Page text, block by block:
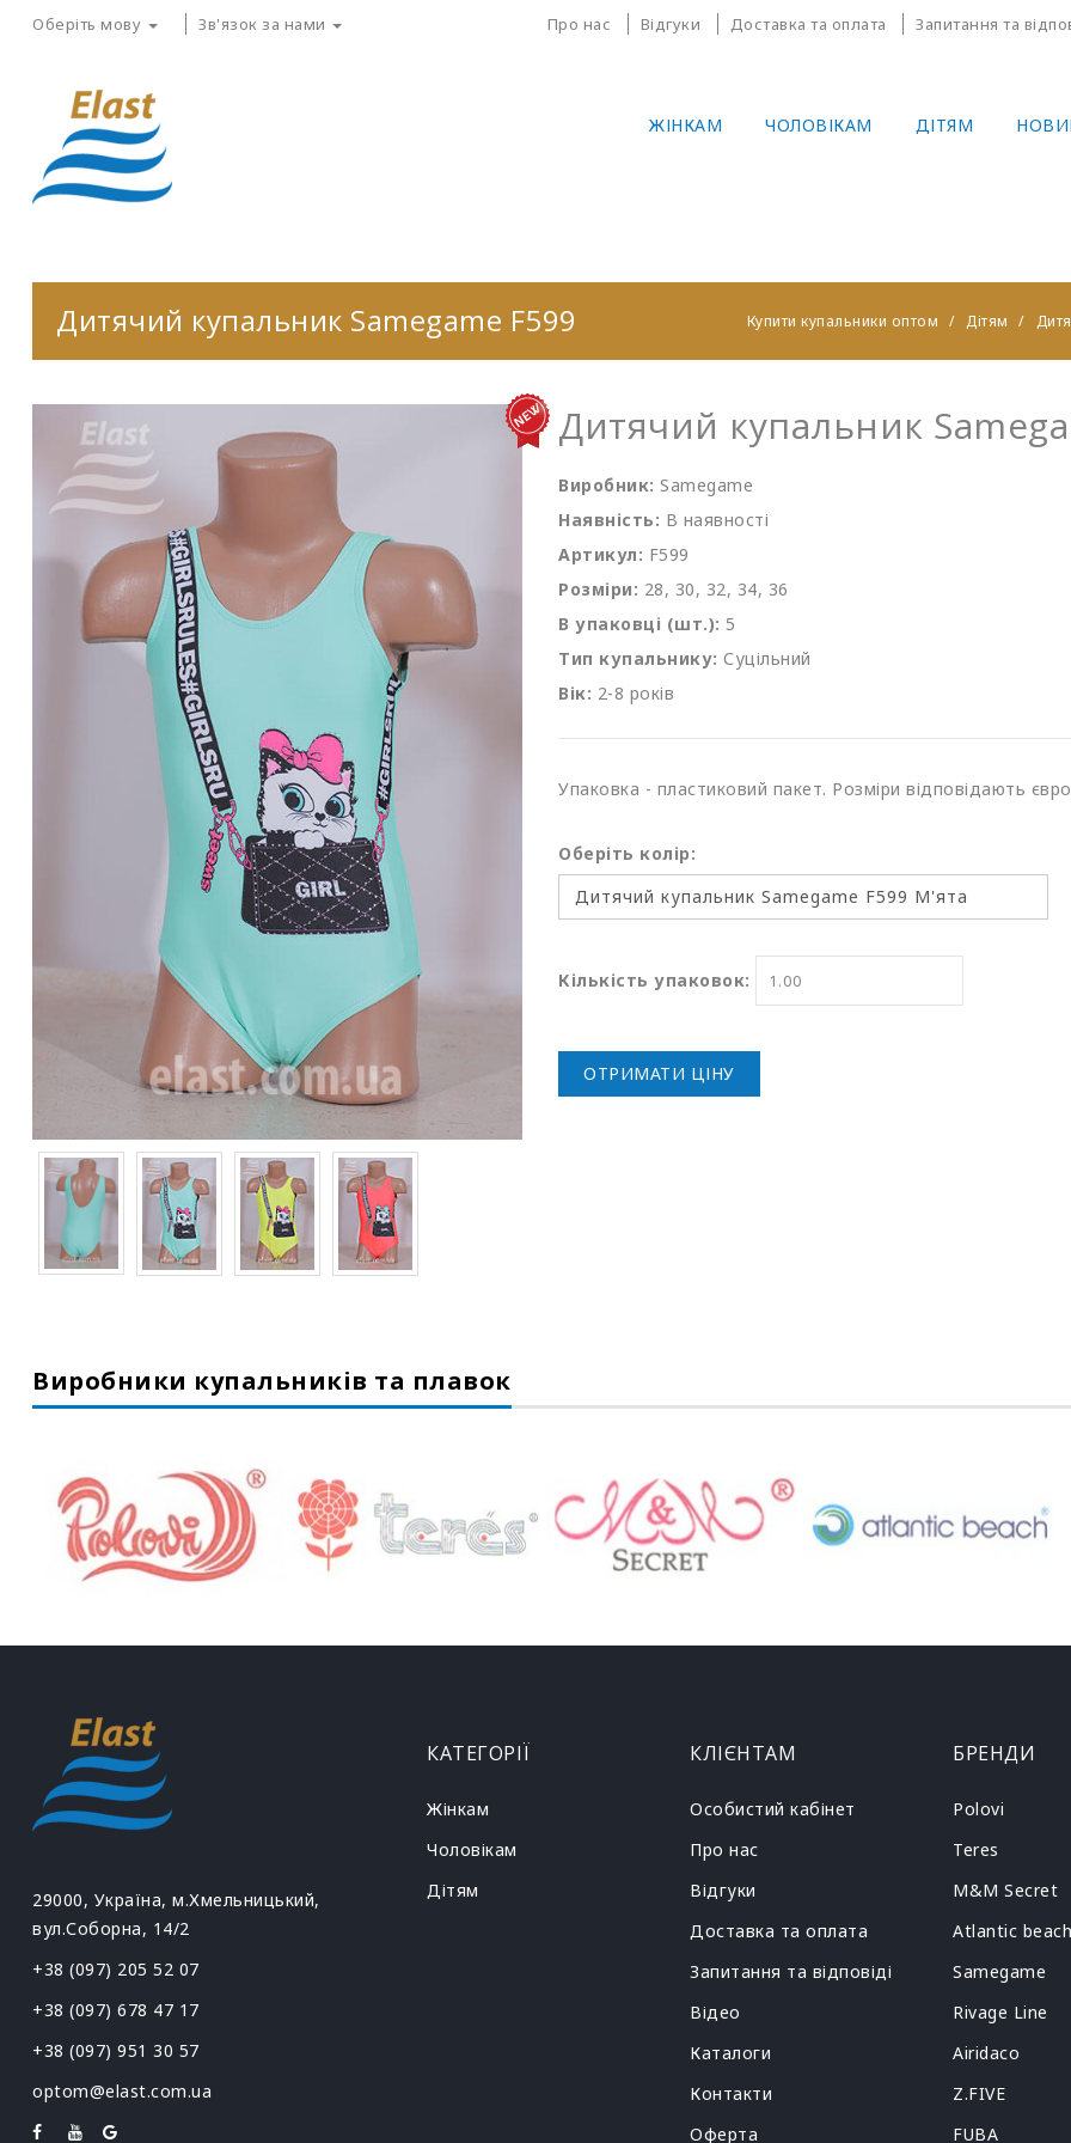
Оберіть мову Зв'язок за нами Про нас Відгуки Доставка та оплата Запитання та
ЖІНКАМ ЧОЛОВІКАМ ДІТЯМ
Дитячий купальник Samegame F599 Купити купальники оптом Дітям
Дитячий купальник
Виробник: Samegame
Наявність: В наявності
Артикул: F599
Розміри: 28, 30, 32, 34, 36
В упаковці (шт.): 5
Тип купальнику: Суцільний
Вік: 2-8 років
Упаковка - пластиковий пакет. Розміри відповідають
Оберіть колір:
Кількість упаковок:
ОТРИМАТИ ЦІНУ
Виробники купальників та плавок
29000, Україна, м.Хмельницький,
вул.Соборна, 14/2
+38 (097) 205 52 07
+38 (097) 678 47 17
+38 (097) 951 30 57
optom@elast.com.ua
КАТЕГОРІЇ
Жінкам
Чоловікам
Дітям
КЛІЄНТАМ
Особистий кабінет
Про нас
Відгуки
Доставка та оплата
Запитання та відповіді
Відео
Каталоги
Контакти
Оферта
БРЕНДИ
Polovi
Teres
M&M Secret
Atlantic beach
Samegame
Rivage Line
Airidaco
Z.FIVE
FUBA